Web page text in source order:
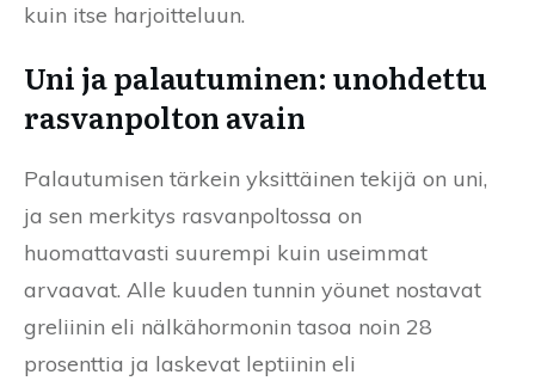
kuin itse harjoitteluun.
Uni ja palautuminen: unohdettu
rasvanpolton avain
Palautumisen tärkein yksittäinen tekijä on uni,
ja sen merkitys rasvanpoltossa on
huomattavasti suurempi kuin useimmat
arvaavat. Alle kuuden tunnin yöunet nostavat
greliinin eli nälkähormonin tasoa noin 28
prosenttia ja laskevat leptiinin eli